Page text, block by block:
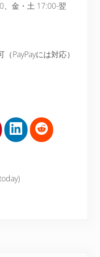
、金・土 17:00-翌
PayPayには対応）
S
h
S
h